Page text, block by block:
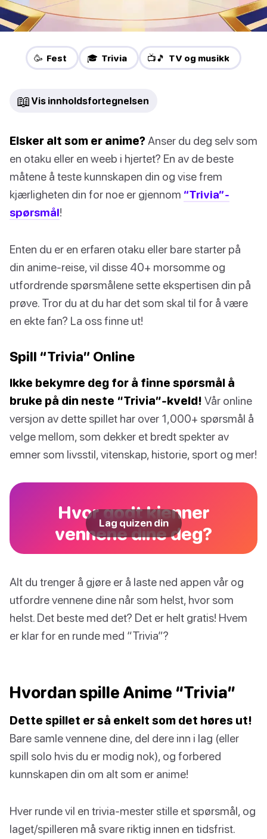
🥳 Fest 🎓 Trivia 📺🎵 TV og musikk
📖 Vis innholdsfortegnelsen
Elsker alt som er anime?Anser du deg selv som
en otaku eller en weeb i hjertet? En av de beste
måtene å teste kunnskapen din og vise frem
kjærligheten din for noe er gjennom “Trivia”-
spørsmål!
Enten du er en erfaren otaku eller bare starter på
din anime-reise, vil disse 40+ morsomme og
utfordrende spørsmålene sette ekspertisen din på
prøve. Tror du at du har det som skal til for å være
en ekte fan? La oss finne ut!
Spill “Trivia” Online
Ikke bekymre deg for å finne spørsmål å
bruke på din neste “Trivia”-kveld! Vår online
versjon av dette spillet har over 1,000+ spørsmål å
velge mellom, som dekker et bredt spekter av
emner som livsstil, vitenskap, historie, sport og mer!
Hvor godt kjenner
vennene dine deg?
Lag quizen din
Alt du trenger å gjøre er å laste ned appen vår og
utfordre vennene dine når som helst, hvor som
helst. Det beste med det? Det er helt gratis! Hvem
er klar for en runde med “Trivia”?
Hvordan spille Anime “Trivia”
Dette spillet er så enkelt som det høres ut!
Bare samle vennene dine, del dere inn i lag (eller
spill solo hvis du er modig nok), og forbered
kunnskapen din om alt som er anime!
Hver runde vil en trivia-mester stille et spørsmål, og
laget/spilleren må svare riktig innen en tidsfrist.